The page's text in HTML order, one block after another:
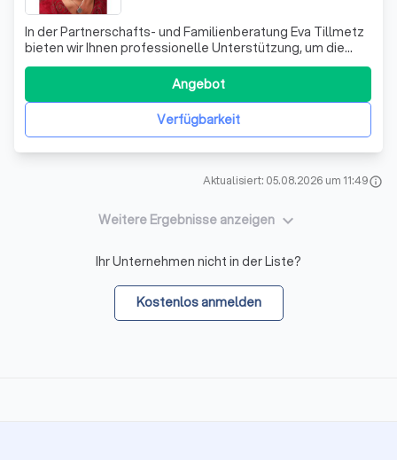
In der Partnerschafts- und Familienberatung Eva Tillmetz
bieten wir Ihnen professionelle Unterstützung, um die
Herausforderungen in Ihren zwischenmenschlichen
Beziehungen zu meistern. Unser Ansatz ist tiefgreifend
und individuell, basierend auf dem von mir entwickelten
"Regensburger Familienentwickl
Verfügbarkeit
Angebot
Aktualisiert: 05.08.2026 um 11:49info
Weitere Ergebnisse anzeigen keyboard_arrow_down
Ihr Unternehmen nicht in der Liste?
Kostenlos anmelden